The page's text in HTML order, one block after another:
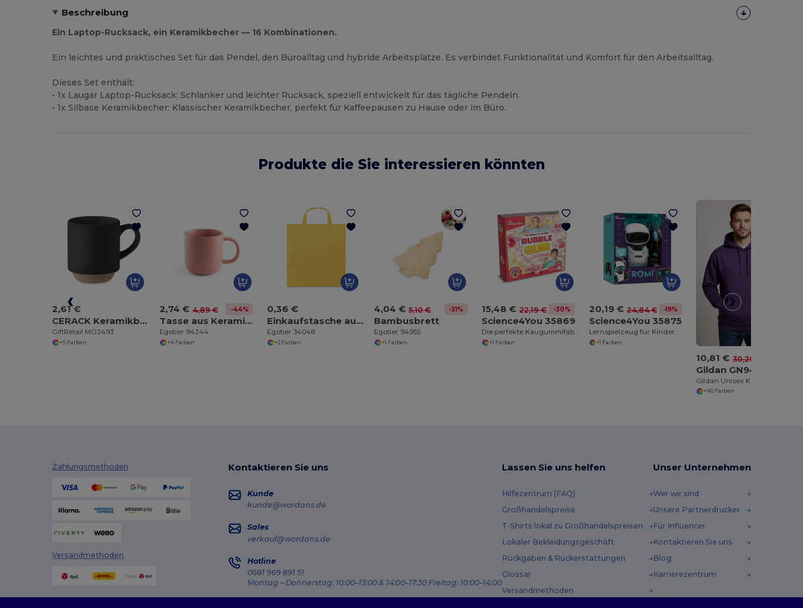
Beschreibung
Ein Laptop-Rucksack, ein Keramikbecher — 16 Kombinationen.
Ein leichtes und praktisches Set für das Pendel, den Büroalltag und hybride Arbeitsplätze. Es verbindet Funktionalität und Komfort für den Arbeitsalltag.
Dieses Set enthält:
• 1x Laugar Laptop-Rucksack: Schlanker und leichter Rucksack, speziell entwickelt für das tägliche Pendeln.
• 1x Silbase Keramikbecher: Klassischer Keramikbecher, perfekt für Kaffeepausen zu Hause oder im Büro.
Produkte die Sie interessieren könnten
2,61 €
CERACK Keramikbecher 170 ml
GiftRetail MO2493
+5 Farben
2,74 € 4,89 € -44%
Tasse aus Keramik 370ml
Egotier 94244
+4 Farben
0,36 €
Einkaufstasche aus Non-woven (80 g/m²)
Egotier 34048
+2 Farben
4,04 € 5,10 € -21%
Bambusbrett
Egotier 94955
+1 Farben
15,48 € 22,19 € -30%
Science4You 35869
Die perfekte Kaugummifabrik für Kinder
+1 Farben
20,19 € 24,84 € -19%
Science4You 35875
Lernspielzeug für Kinder
+1 Farben
10,81 € 30,20 €
Gildan GN940
+40 Farben
Zahlungsmethoden
Versandmethoden
Kontaktieren Sie uns
Kunde
kunde@wordans.de
Sales
verkauf@wordans.de
Hotline
0681 969 891 51
Montag – Donnerstag: 10:00–13:00 & 14:00–17:30 Freitag: 10:00–14:00
Lassen Sie uns helfen
Hilfezentrum (FAQ)
Großhandelspreise
T-Shirts lokal zu Großhandelspreisen
Lokaler Bekleidungsgeschäft
Rückgaben & Rückerstattungen
Glossar
Versandmethoden
Unser Unternehmen
Wer wir sind
Unsere Partnerdrucker
Für Influencer
Kontaktieren Sie uns
Blog
Karrierezentrum